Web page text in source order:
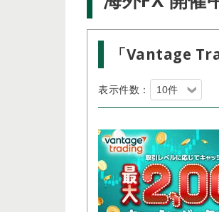
「Vantage
表示件数：